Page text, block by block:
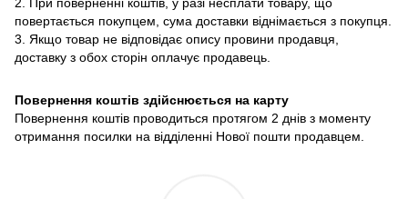
повертається покупцем, сума доставки віднімається з покупця.
3. Якщо товар не відповідає опису провини продавця,
доставку з обох сторін оплачує продавець.
Повернення коштів здійснюється на карту
Повернення коштів проводиться протягом 2 днів з моменту
отримання посилки на відділенні Нової пошти продавцем.